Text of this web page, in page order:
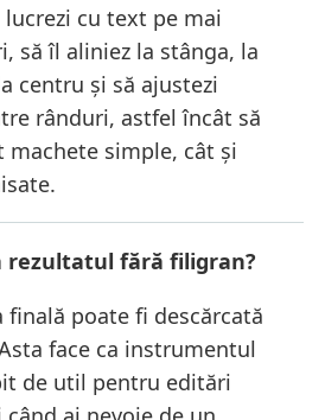
cu text pe mai
să îl aliniez la stânga, la
centru și să ajustezi
rânduri, astfel încât să
machete simple, cât și
rezultatul fără filigran?
finală poate fi descărcată
face ca instrumentul
de util pentru editări